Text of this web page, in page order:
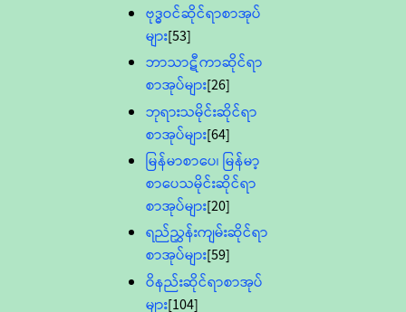
ဗုဒ္ဓဝင်ဆိုင်ရာစာအုပ်
များ[53]
ဘာသာဋီကာဆိုင်ရာ
စာအုပ်များ[26]
ဘုရားသမိုင်းဆိုင်ရာ
စာအုပ်များ[64]
မြန်မာစာပေ၊ မြန်မာ့
စာပေသမိုင်းဆိုင်ရာ
စာအုပ်များ[20]
ရည်ညွှန်းကျမ်းဆိုင်ရာ
စာအုပ်များ[59]
ဝိနည်းဆိုင်ရာစာအုပ်
များ[104]